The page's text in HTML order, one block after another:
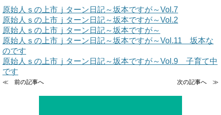
原始人ｓの上市ｊターン日記～坂本ですが～Vol.7
原始人ｓの上市ｊターン日記～坂本ですが～Vol.2
原始人ｓの上市ｊターン日記～坂本ですが～
原始人ｓの上市ｊターン日記～坂本ですが～Vol.11 坂本な
のです
原始人ｓの上市ｊターン日記～坂本ですが～Vol.9 子育て中
です
≪ 前の記事へ 次の記事へ ≫